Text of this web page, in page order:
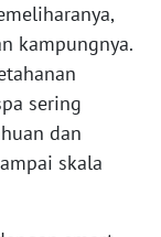
kampungnya.
sering
dan
skala